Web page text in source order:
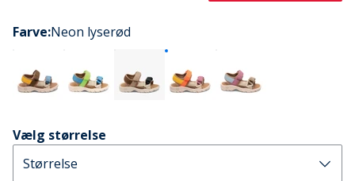
Farve:Neon lyserød
Vælg størrelse